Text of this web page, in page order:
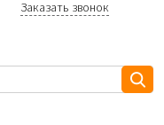
Заказать звонок